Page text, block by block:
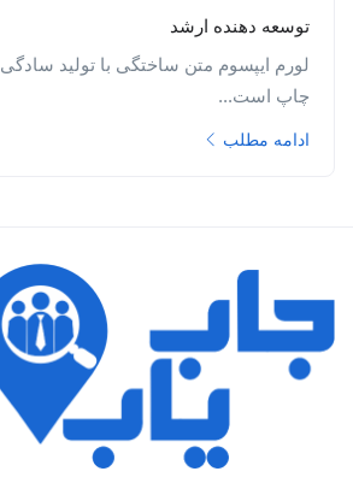
توسعه دهنده ارشد
لورم ایپسوم متن ساختگی با تولید
چاپ است...
ادامه مطلب